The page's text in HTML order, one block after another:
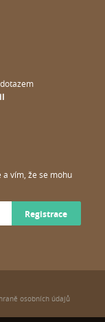
vím, že se mohu
Registrace
osobních údajů